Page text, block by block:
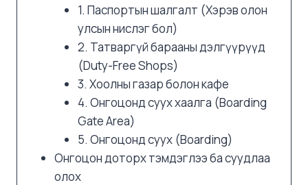
1. Паспортын шалгалт (Хэрэв олон
улсын нислэг бол)
2. Татваргүй барааны дэлгүүрүүд
(Duty-Free Shops)
3. Хоолны газар болон кафе
4. Онгоцонд суух хаалга (Boarding
Gate Area)
5. Онгоцонд суух (Boarding)
Онгоцон доторх тэмдэглээ ба суудлаа
олох